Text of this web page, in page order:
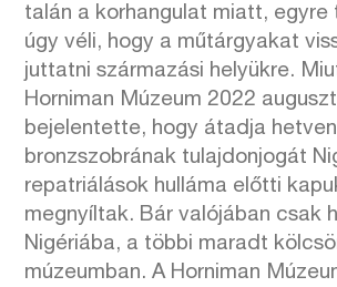
talán a korhangulat miatt, egyre
úgy véli, hogy a műtárgyakat
juttatni származási helyükre.
Horniman Múzeum 2022
bejelentette, hogy átadja
bronzszobrának tulajdonjogát
repatriálások hulláma előtti
megnyíltak. Bár valójában csak
Nigériába, a többi maradt
múzeumban. A Horniman